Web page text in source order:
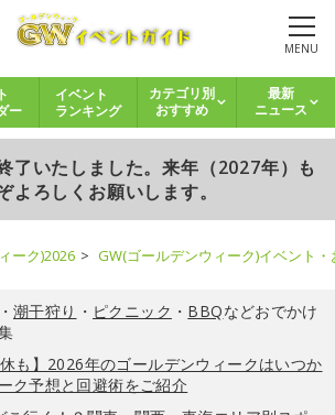
MENU
ー
イベント
ランキング
カテゴリ別
おすすめ
最新
ニュース
了いたしました。来年（2027年）も
よろしくお願いします。
ーク)2026 GW(ゴールデンウィーク)イベント
・ 潮干狩り ・ ピクニック ・ BBQなどおでかけ
休も】2026年のゴールデンウィークはいつか
ク予想と回避術をご紹介